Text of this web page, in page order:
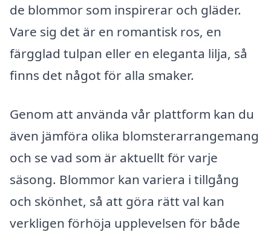
de blommor som inspirerar och gläder.
Vare sig det är en romantisk ros, en
färgglad tulpan eller en eleganta lilja, så
finns det något för alla smaker.
Genom att använda vår plattform kan du
även jämföra olika blomsterarrangemang
och se vad som är aktuellt för varje
säsong. Blommor kan variera i tillgång
och skönhet, så att göra rätt val kan
verkligen förhöja upplevelsen för både